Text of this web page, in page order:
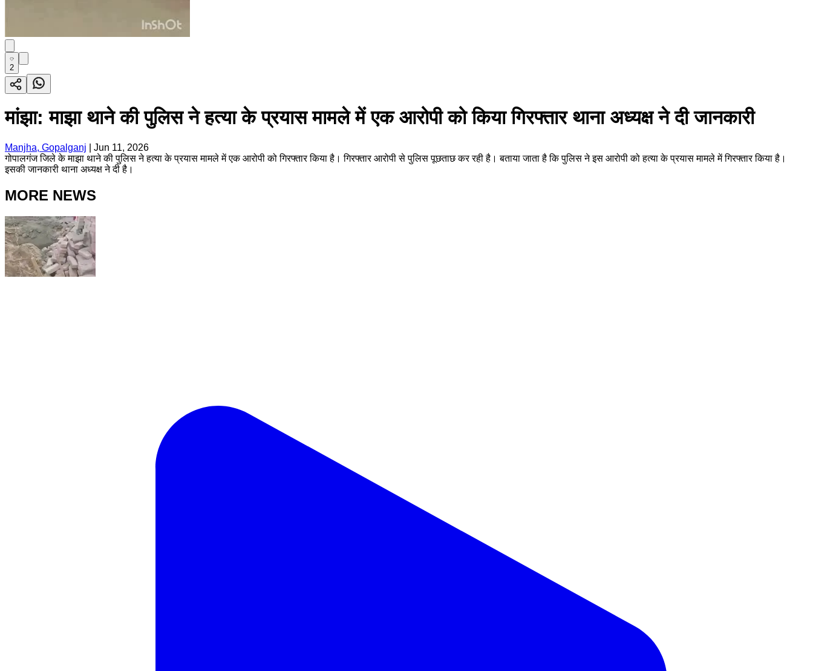
2
मांझा: माझा थाने की पुलिस ने हत्या के प्रयास मामले में एक आरोपी को किया गिरफ्तार थाना अध्यक्ष ने दी जानकारी
Manjha, Gopalganj
Jun 11, 2026
गोपालगंज जिले के माझा थाने की पुलिस ने हत्या के प्रयास मामले में एक आरोपी को गिरफ्तार किया है। गिरफ्तार आरोपी से पुलिस पूछताछ कर रही है। बताया जाता है कि पुलिस ने इस आरोपी को हत्या के प्रयास मामले में गिरफ्तार किया है।
इसकी जानकारी थाना अध्यक्ष ने दी है।
MORE NEWS